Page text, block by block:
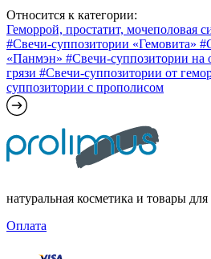
Относится к категории:
Геморрой, простатит, мочеполовая
#Свечи-суппозитории «Гемовита»
«Панмэн» #Свечи-суппозитории на
грязи #Свечи-суппозитории от
суппозитории с прополисом
натуральная косметика и товары для
Оплата